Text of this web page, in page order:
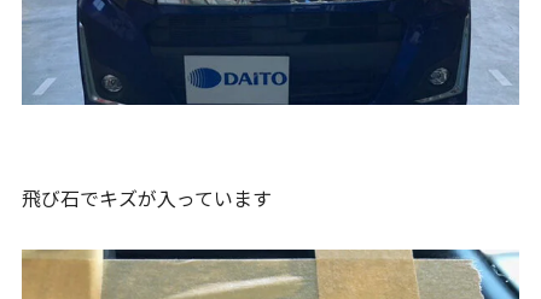
飛び石でキズが入っています